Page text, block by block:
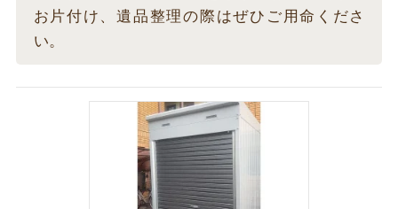
お片付け、遺品整理の際はぜひご用命くださ
い。